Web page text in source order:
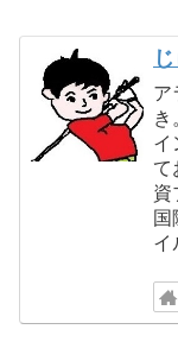
ア
き
イ
て
資
国
イ